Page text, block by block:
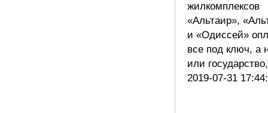
жилкомплексов
«Альтаир»,
и «Одиссей»
все под ключ, а
или
2019-07-31